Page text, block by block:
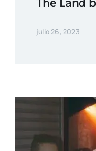
The Land
julio 26, 2023